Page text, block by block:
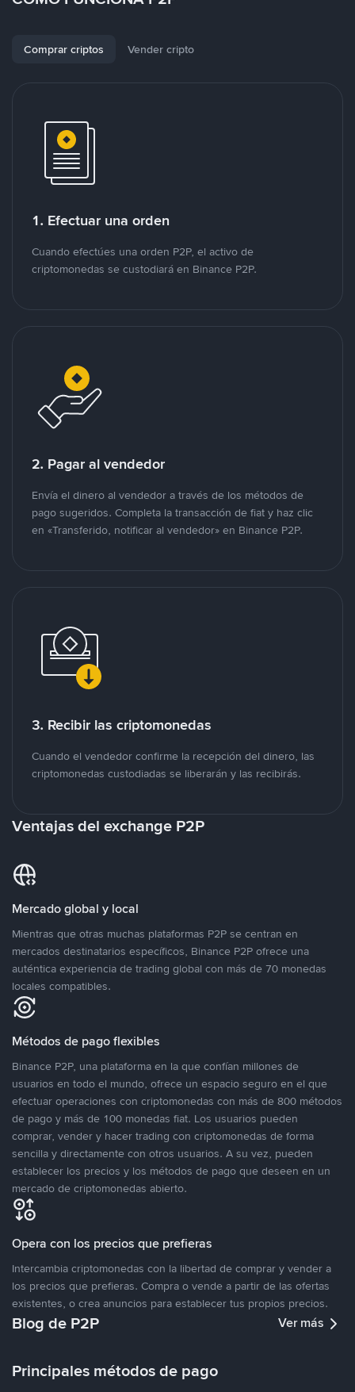
Comprar criptos Vender cripto
1. Efectuar una orden
Cuando efectúes una orden P2P, el activo de
criptomonedas se custodiará en Binance P2P.
2. Pagar al vendedor
Envía el dinero al vendedor a través de los métodos de
pago sugeridos. Completa la transacción de fiat y haz clic
en «Transferido, notificar al vendedor» en Binance P2P.
3. Recibir las criptomonedas
Cuando el vendedor confirme la recepción del dinero, las
criptomonedas custodiadas se liberarán y las recibirás.
Ventajas del exchange P2P
Mercado global y local
Mientras que otras muchas plataformas P2P se centran en
mercados destinatarios específicos, Binance P2P ofrece una
auténtica experiencia de trading global con más de 70 monedas
locales compatibles.
Métodos de pago flexibles
Binance P2P, una plataforma en la que confían millones de
usuarios en todo el mundo, ofrece un espacio seguro en el que
efectuar operaciones con criptomonedas con más de 800 métodos
de pago y más de 100 monedas fiat. Los usuarios pueden
comprar, vender y hacer trading con criptomonedas de forma
sencilla y directamente con otros usuarios. A su vez, pueden
establecer los precios y los métodos de pago que deseen en un
mercado de criptomonedas abierto.
Opera con los precios que prefieras
Intercambia criptomonedas con la libertad de comprar y vender a
los precios que prefieras. Compra o vende a partir de las ofertas
existentes, o crea anuncios para establecer tus propios precios.
Blog de P2P Ver más
Principales métodos de pago